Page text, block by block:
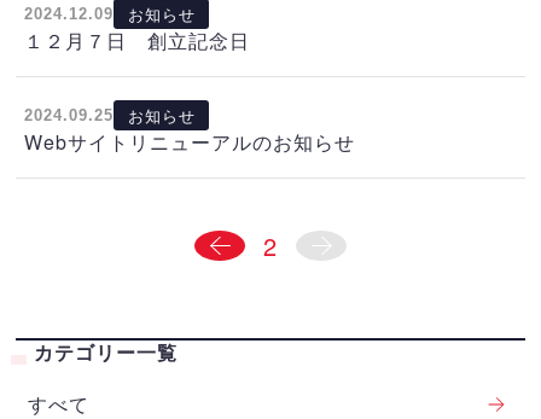
2024.12.09 お知らせ
１２月７日 創立記念日
2024.09.25 お知らせ
Webサイトリニューアルのお知らせ
2
カテゴリー一覧
すべて